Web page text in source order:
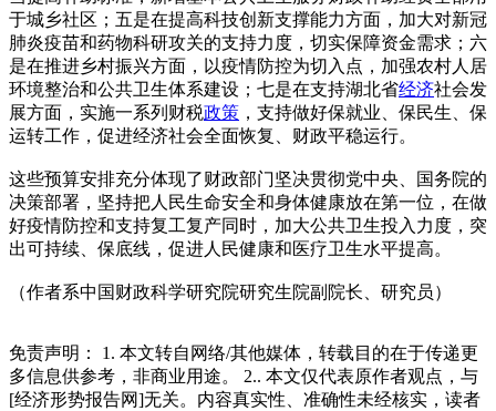
于城乡社区；五是在提高科技创新支撑能力方面，加大对新冠
肺炎疫苗和药物科研攻关的支持力度，切实保障资金需求；六
是在推进乡村振兴方面，以疫情防控为切入点，加强农村人居
环境整治和公共卫生体系建设；七是在支持湖北省经济社会发
展方面，实施一系列财税政策 ，支持做好保就业、保民生、保
运转工作，促进经济社会全面恢复、财政平稳运行。
这些预算安排充分体现了财政部门坚决贯彻党中央、国务院的
决策部署，坚持把人民生命安全和身体健康放在第一位，在做
好疫情防控和支持复工复产同时，加大公共卫生投入力度，突
出可持续、保底线，促进人民健康和医疗卫生水平提高。
（作者系中国财政科学研究院研究生院副院长、研究员）
免责声明： 1. 本文转自网络/其他媒体，转载目的在于传递更
多信息供参考，非商业用途。 2.. 本文仅代表原作者观点，与
[经济形势报告网]无关。内容真实性、准确性未经核实，读者